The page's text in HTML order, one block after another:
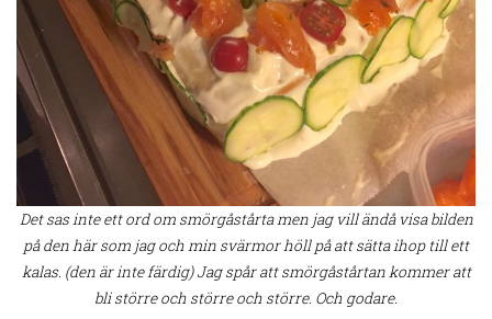
Det sas inte ett ord om smörgåstårta men jag vill ändå visa bilden
på den här som jag och min svärmor höll på att sätta ihop till ett
kalas. (den är inte färdig) Jag spår att smörgåstårtan kommer att
bli större och större och större. Och godare.